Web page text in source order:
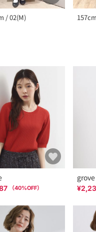
/ 02(M)
（40%OFF）
grove